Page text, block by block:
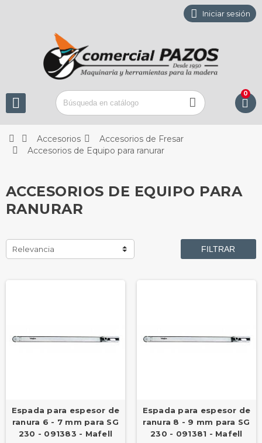
 Iniciar sesión
  
0
  Accesorios  Accesorios de Fresar
 Accesorios de Equipo para ranurar
ACCESORIOS DE EQUIPO PARA
RANURAR
Relevancia FILTRAR
Espada para espesor de
ranura 6 - 7 mm para SG
230 - 091383 - Mafell
Espada para espesor de
ranura 8 - 9 mm para SG
230 - 091381 - Mafell